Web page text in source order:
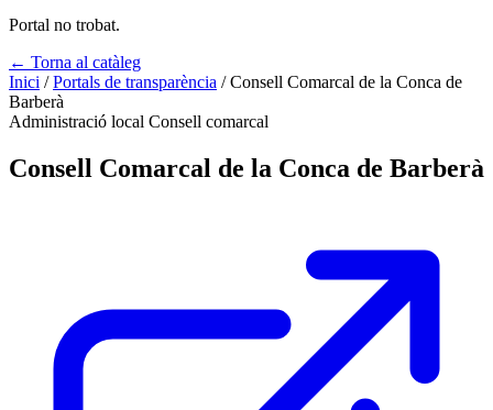
Portal no trobat.
← Torna al catàleg
Inici / Portals de transparència / Consell Comarcal de la Conca de
Barberà
Administració local Consell comarcal
Consell Comarcal de la Conca de Barberà